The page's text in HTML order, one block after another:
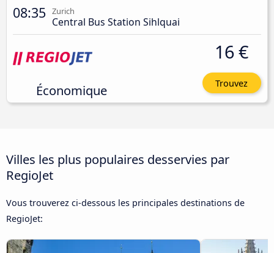
08:35 Zurich
Central Bus Station Sihlquai
Économique
16 €
Trouvez
Villes les plus populaires desservies par
RegioJet
Vous trouverez ci-dessous les principales destinations de
RegioJet: